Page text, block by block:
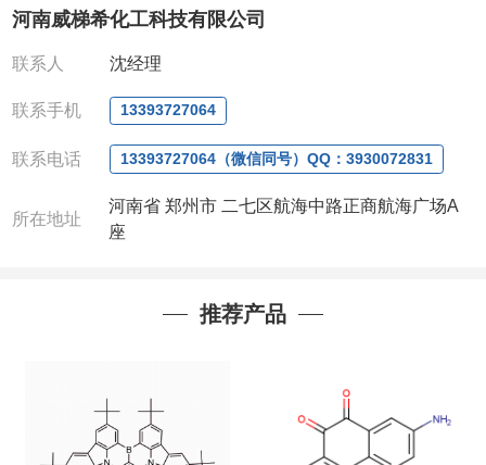
全额退款,并承担所有运费。
:0371-63377391/13393727064
QQ:3930072831
微信 :13393727064
联系人: 沈晓东(欢迎致电
河南威梯希化工科技有限公司
联系人 沈经理
联系手机 13393727064
联系电话 13393727064（微信同号）QQ：3930072831
所在地址
河南省 郑州市 二七区航海中路正商航海广场A
座
推荐产品